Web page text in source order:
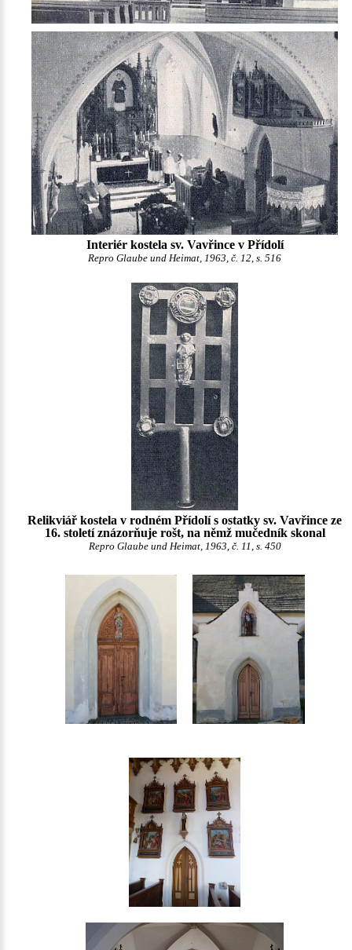
Interiér kostela sv. Vavřince v Přídolí
Repro Glaube und Heimat, 1963, č. 12, s. 516
Relikviář kostela v rodném Přídolí s ostatky sv. Vavřince ze
16. století znázorňuje rošt, na němž mučedník skonal
Repro Glaube und Heimat, 1963, č. 11, s. 450